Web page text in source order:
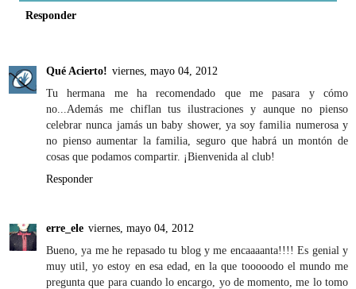
Responder
Qué Acierto! viernes, mayo 04, 2012
Tu hermana me ha recomendado que me pasara y cómo
no...Además me chiflan tus ilustraciones y aunque no pienso
celebrar nunca jamás un baby shower, ya soy familia numerosa y
no pienso aumentar la familia, seguro que habrá un montón de
cosas que podamos compartir. ¡Bienvenida al club!
Responder
erre_ele viernes, mayo 04, 2012
Bueno, ya me he repasado tu blog y me encaaaanta!!!! Es genial y
muy util, yo estoy en esa edad, en la que tooooodo el mundo me
pregunta que para cuando lo encargo, yo de momento, me lo tomo